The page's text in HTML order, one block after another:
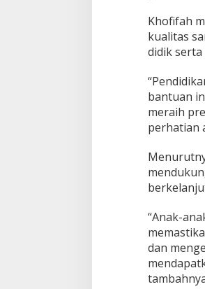
Khofifah
kualitas
didik
bantuan
meraih
perhatian
“Anak-
dan